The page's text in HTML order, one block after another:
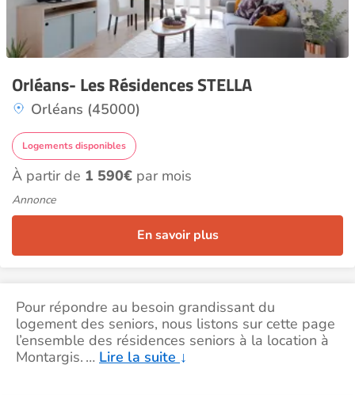
Orléans- Les Résidences STELLA
Orléans (45000)
Logements disponibles
À partir de 1 590€ par mois
Annonce
En savoir plus
Pour répondre au besoin grandissant du
logement des seniors, nous listons sur cette page
l’ensemble des résidences seniors à la location à
Montargis. … Lire la suite ↓